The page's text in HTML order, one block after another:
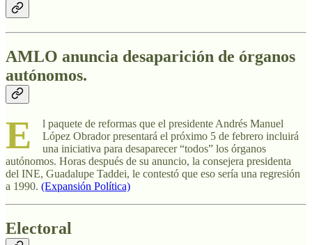
AMLO anuncia desaparición de órganos
autónomos.
E
l paquete de reformas que el presidente Andrés Manuel
López Obrador presentará el próximo 5 de febrero incluirá
una iniciativa para desaparecer “todos” los órganos
autónomos. Horas después de su anuncio, la consejera presidenta
del INE, Guadalupe Taddei, le contestó que eso sería una regresión
a 1990. (Expansión Política)
Electoral